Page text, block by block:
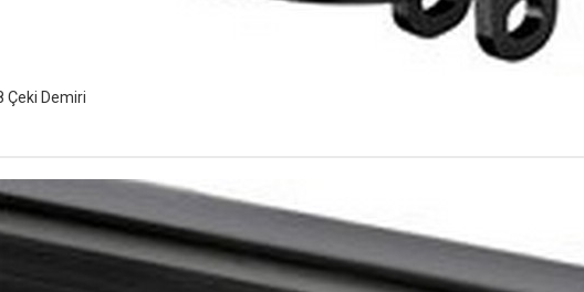
Çeki Demiri